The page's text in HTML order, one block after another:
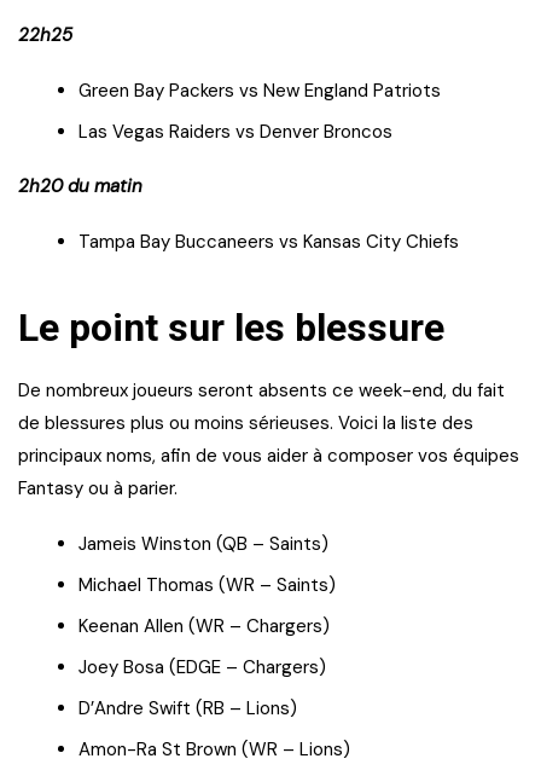
22h25
Green Bay Packers vs New England Patriots
Las Vegas Raiders vs Denver Broncos
2h20 du matin
Tampa Bay Buccaneers vs Kansas City Chiefs
Le point sur les blessure
De nombreux joueurs seront absents ce week-end, du fait
de blessures plus ou moins sérieuses. Voici la liste des
principaux noms, afin de vous aider à composer vos équipes
Fantasy ou à parier.
Jameis Winston (QB – Saints)
Michael Thomas (WR – Saints)
Keenan Allen (WR – Chargers)
Joey Bosa (EDGE – Chargers)
D’Andre Swift (RB – Lions)
Amon-Ra St Brown (WR – Lions)